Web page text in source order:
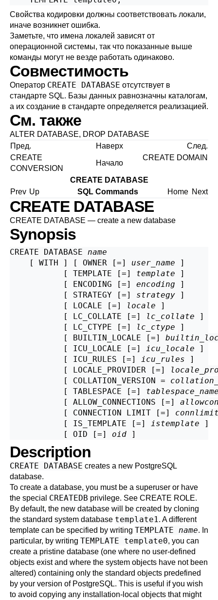
Свойства кодировки должны соответствовать локали,
иначе возникнет ошибка.
Заметьте, что имена локалей зависят от
операционной системы, так что показанные выше
команды могут не везде работать одинаково.
Совместимость
Оператор CREATE DATABASE отсутствует в
стандарте SQL. Базы данных равнозначны каталогам,
а их создание в стандарте определяется реализацией.
См. также
ALTER DATABASE, DROP DATABASE
Пред.
Наверх
След.
CREATE
CONVERSION
Начало
CREATE DOMAIN
CREATE DATABASE
Prev Up SQL Commands Home Next
CREATE DATABASE
CREATE DATABASE — create a new database
Synopsis
CREATE DATABASE name
    [ WITH ] [ OWNER [=]
user_name ]
           [ TEMPLATE [=]
template ]
           [ ENCODING [=]
encoding ]
           [ STRATEGY [=]
strategy ]
           [ LOCALE [=]
locale ]
           [ LC_COLLATE [=]
lc_collate ]
           [ LC_CTYPE [=]
lc_ctype ]
           [ BUILTIN_LOCALE [=]
           [ ICU_LOCALE [=]
icu_locale ]
           [ ICU_RULES [=]
icu_rules ]
           [ LOCALE_PROVIDER [=]
           [ COLLATION_VERSION =
           [ TABLESPACE [=]
           [ ALLOW_CONNECTIONS [=]
           [ CONNECTION LIMIT [=]
           [ IS_TEMPLATE [=]
istemplate ]
           [ OID [=]
oid
Description
CREATE DATABASE creates a new PostgreSQL
database.
To create a database, you must be a superuser or have
the special CREATEDB privilege. See CREATE ROLE.
By default, the new database will be created by cloning
the standard system database template1. A different
template can be specified by writing TEMPLATE name. In
particular, by writing TEMPLATE template0, you can
create a pristine database (one where no user-defined
objects exist and where the system objects have not been
altered) containing only the standard objects predefined
by your version of PostgreSQL. This is useful if you wish
to avoid copying any installation-local objects that might